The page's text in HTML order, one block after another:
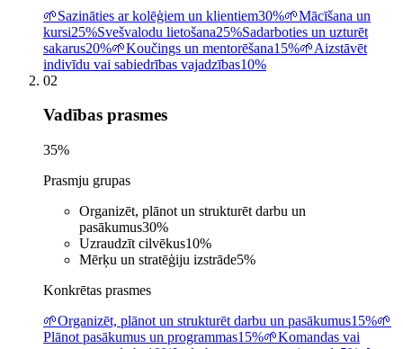
🌱Sazināties ar kolēģiem un klientiem30%🌱Mācīšana un
kursi25%Svešvalodu lietošana25%Sadarboties un uzturēt
sakarus20%🌱Koučings un mentorēšana15%🌱Aizstāvēt
indivīdu vai sabiedrības vajadzības10%
02
Vadības prasmes
35%
Prasmju grupas
Organizēt, plānot un strukturēt darbu un
pasākumus30%
Uzraudzīt cilvēkus10%
Mērķu un stratēģiju izstrāde5%
Konkrētas prasmes
🌱Organizēt, plānot un strukturēt darbu un pasākumus15%🌱
Plānot pasākumus un programmas15%🌱Komandas vai